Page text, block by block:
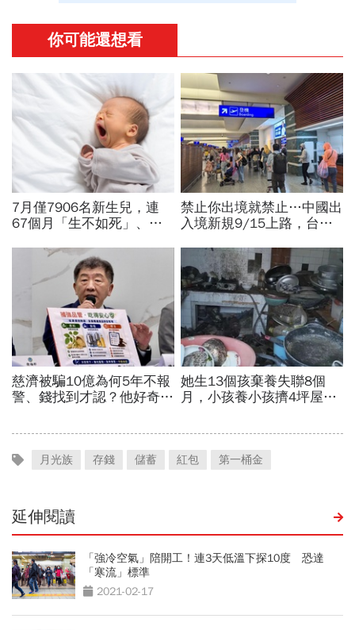
月光族 存錢 儲蓄 紅包 第一桶金
延伸閱讀
「強冷空氣」陪開工！連3天低溫下探10度 恐達
「寒流」標準
2021-02-17